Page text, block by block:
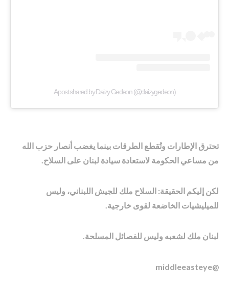
A post shared by Daizy Gedeon (@daizygedeon)
تحترق الإطارات وتُقطع الطرقات بينما يغضب أنصار حزب الله
من مساعي الحكومة لاستعادة سيادة لبنان على السلاح.
لكن إليكم الحقيقة: السلاح ملك للجيش اللبناني، وليس
للميليشيات الخاضعة لقوى خارجية.
لبنان ملك لشعبه وليس للفصائل المسلحة.
@middleeasteye